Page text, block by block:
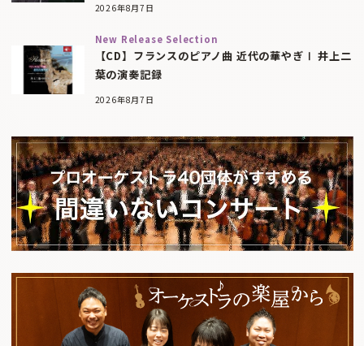
2026年8月7日
New Release Selection
【CD】フランスのピアノ曲 近代の華やぎⅠ 井上二
葉の演奏記録
2026年8月7日